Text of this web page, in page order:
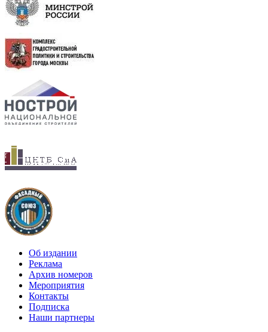
Об издании
Реклама
Архив номеров
Мероприятия
Контакты
Подписка
Наши партнеры